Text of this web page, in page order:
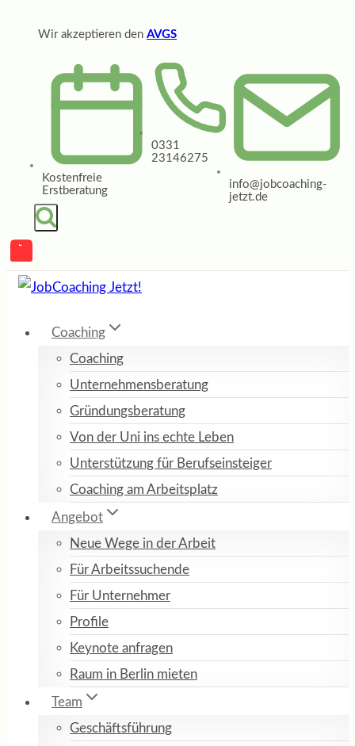
Wir akzeptieren den AVGS
Kostenfreie
Erstberatung
0331
23146275
info@jobcoaching-
jetzt.de
Coaching
Coaching
Unternehmensberatung
Gründungsberatung
Von der Uni ins echte Leben
Unterstützung für Berufseinsteiger
Coaching am Arbeitsplatz
Angebot
Neue Wege in der Arbeit
Für Arbeitssuchende
Für Unternehmer
Profile
Keynote anfragen
Raum in Berlin mieten
Team
Geschäftsführung